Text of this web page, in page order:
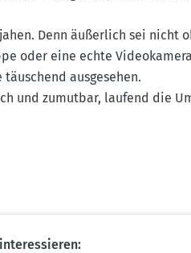
Denn äußerlich sei nicht
oder eine echte
ausge­sehen.
und zumutbar, laufend die